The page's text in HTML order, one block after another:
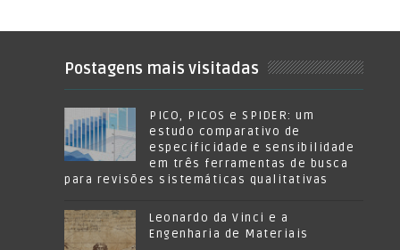
Postagens mais visitadas
PICO, PICOS e SPIDER: um
estudo comparativo de
especificidade e sensibilidade
em três ferramentas de busca
para revisões sistemáticas qualitativas
Leonardo da Vinci e a
Engenharia de Materiais